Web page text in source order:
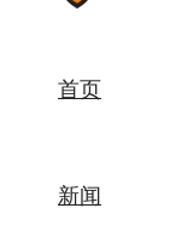
首页
新闻